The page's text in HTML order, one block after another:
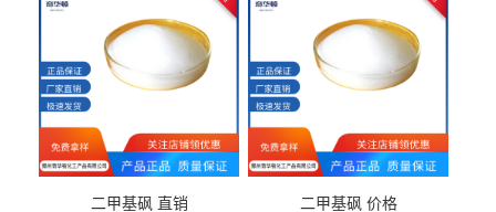
二甲基砜 直销 二甲基砜 价格